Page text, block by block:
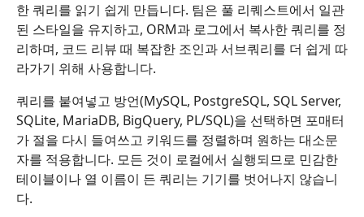
한 쿼리를 읽기 쉽게 만듭니다. 팀은 풀 리퀘스트에서 일관
된 스타일을 유지하고, ORM과 로그에서 복사한 쿼리를 정
리하며, 코드 리뷰 때 복잡한 조인과 서브쿼리를 더 쉽게 따
라가기 위해 사용합니다.
쿼리를 붙여넣고 방언(MySQL, PostgreSQL, SQL Server,
SQLite, MariaDB, BigQuery, PL/SQL)을 선택하면 포매터
가 절을 다시 들여쓰고 키워드를 정렬하며 원하는 대소문
자를 적용합니다. 모든 것이 로컬에서 실행되므로 민감한
테이블이나 열 이름이 든 쿼리는 기기를 벗어나지 않습니
다.